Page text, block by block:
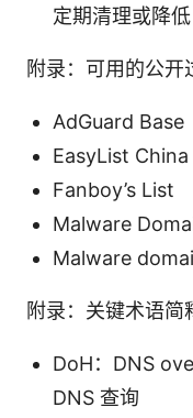
定期清理或降低
附录：可用的公开
AdGuard Base
EasyList China
Fanboy’s List
Malware
Malware
附录：关键术语简
DoH：DNS
DNS 查询